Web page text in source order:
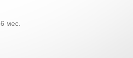
мес.